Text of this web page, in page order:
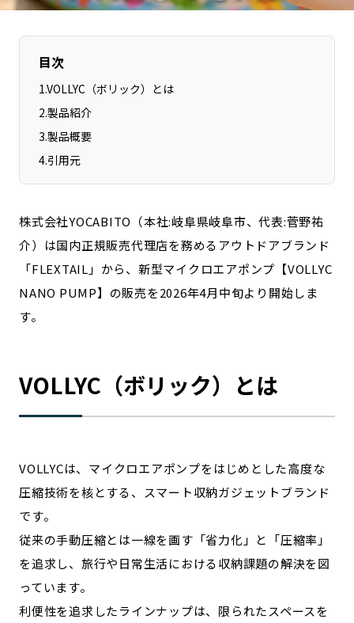
河内エリア
兵庫エリア
奈良エリア
鳥取エリア
岡山エリア
山口エリア
香川エリア
高知エリア
福岡エリア
佐賀エリア
長崎エリア
熊本エリア
大分エリア
宮崎エリア
鹿児島エリア
沖縄エリア
特集コンテンツ
地域を代表する 企業100選
イベント
飲食店
地域豆知識
Sporkle
「人」から探す
目次
1.VOLLYC（ボリック）とは
2.製品紹介
3.製品概要
4.引用元
株式会社YOCABITO（本社:岐阜県岐阜市、代表:菅野祐
介）は国内正規販売代理店を務めるアウトドアブランド
「FLEXTAIL」から、新型マイクロエアポンプ【VOLLYC
NANO PUMP】の販売を2026年4月中旬より開始しま
す。
VOLLYC（ボリック）とは
VOLLYCは、マイクロエアポンプをはじめとした高度な
圧縮技術を核とする、スマート収納ガジェットブランド
です。
従来の手動圧縮とは一線を画す「省力化」と「圧縮率」
を追求し、旅行や日常生活における収納課題の解決を図
っています。
利便性を追求したラインナップは、限られたスペースを